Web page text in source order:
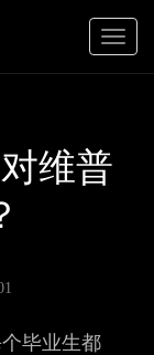
T
o
维普
毕业生都